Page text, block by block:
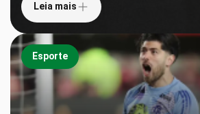
Leia mais
Esporte